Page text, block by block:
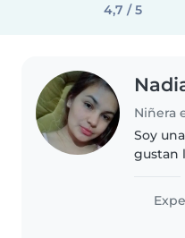
4,7 / 5
Niñera
Soy
gustan
soy